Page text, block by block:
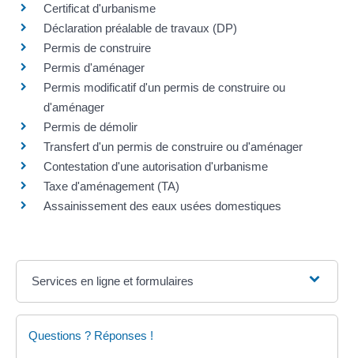
Certificat d'urbanisme
Déclaration préalable de travaux (DP)
Permis de construire
Permis d'aménager
Permis modificatif d'un permis de construire ou
d'aménager
Permis de démolir
Transfert d'un permis de construire ou d'aménager
Contestation d'une autorisation d'urbanisme
Taxe d'aménagement (TA)
Assainissement des eaux usées domestiques
Services en ligne et formulaires
Questions ? Réponses !